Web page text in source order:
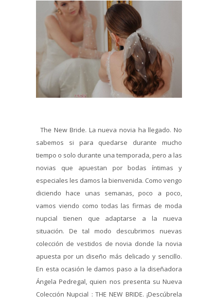
The New Bride. La nueva novia ha llegado. No
sabemos si para quedarse durante mucho
tiempo o solo durante una temporada, pero a las
novias que apuestan por bodas íntimas y
especiales les damos la bienvenida. Como vengo
diciendo hace unas semanas, poco a poco,
vamos viendo como todas las firmas de moda
nupcial tienen que adaptarse a la nueva
situación. De tal modo descubrimos nuevas
colección de vestidos de novia donde la novia
apuesta por un diseño más delicado y sencillo.
En esta ocasión le damos paso a la diseñadora
Ángela Pedregal, quien nos presenta su Nueva
Colección Nupcial : THE NEW BRIDE. ¡Descúbrela